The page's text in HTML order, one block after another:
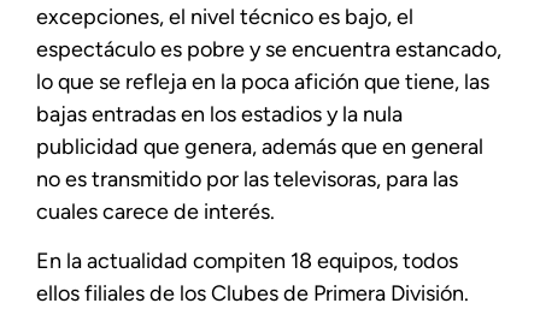
excepciones, el nivel técnico es bajo, el
espectáculo es pobre y se encuentra estancado,
lo que se refleja en la poca afición que tiene, las
bajas entradas en los estadios y la nula
publicidad que genera, además que en general
no es transmitido por las televisoras, para las
cuales carece de interés.
En la actualidad compiten 18 equipos, todos
ellos filiales de los Clubes de Primera División.